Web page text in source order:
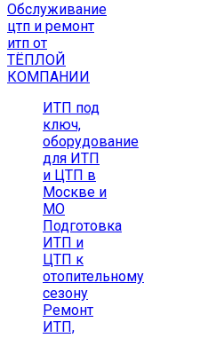
Обслуживание
цтп и ремонт
итп от
ТЁПЛОЙ
КОМПАНИИ
ИТП под
ключ,
оборудование
для ИТП
и ЦТП в
Москве и
МО
Подготовка
ИТП и
ЦТП к
отопительному
сезону
Ремонт
ИТП,